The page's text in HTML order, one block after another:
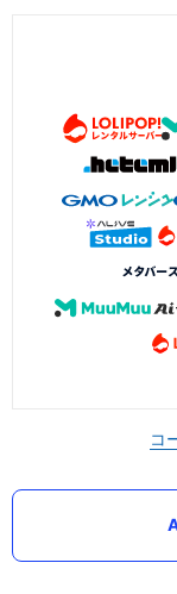
コ